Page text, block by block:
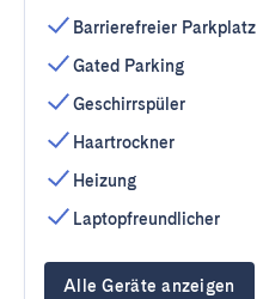
Barrierefreier Parkplatz
Gated Parking
Geschirrspüler
Haartrockner
Heizung
Laptopfreundlicher
Alle Geräte anzeigen